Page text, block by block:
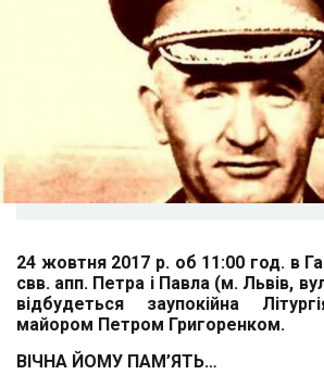
24 жовтня 2017 р. об 11:00 год. в
свв. апп. Петра і Павла (м. Львів,
відбудеться заупокійна
майором Петром Григоренком.
ВІЧНА ЙОМУ ПАМ’ЯТЬ…